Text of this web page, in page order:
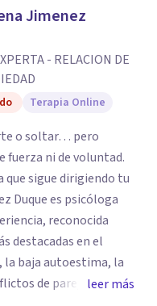
Jimenez
- RELACION DE
Terapia Online
o soltar… pero
fuerza ni de voluntad.
que sigue dirigiendo tu
reconocida
destacadas en el
la baja autoestima, la
de pareja. Haleer más